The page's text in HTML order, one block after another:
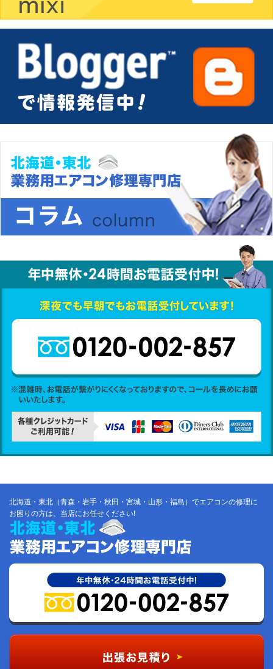
北海道・東北（青森・岩手・秋田・宮城・山形・福島）でエアコンの修理に
お困りの方は、当店にお任せください!